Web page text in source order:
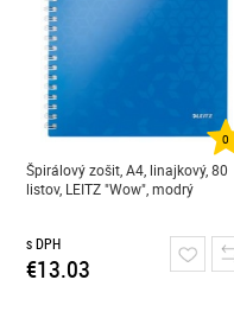
0
Špirálový zošit, A4, linajkový, 80
listov, LEITZ "Wow", modrý
s DPH
€13.03